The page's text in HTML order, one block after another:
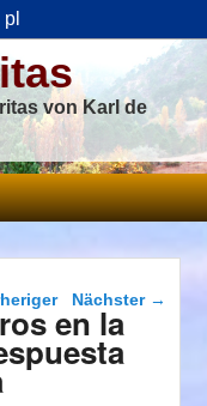
pl
von Karl de
Nächster →
en la